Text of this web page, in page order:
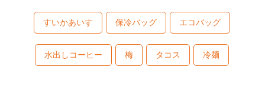
すいかあいす 保冷バッグ エコバッグ
水出しコーヒー 梅 タコス 冷麺